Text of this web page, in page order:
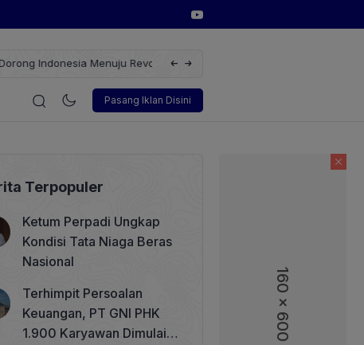
160 x 600
dengan Solusi
Wakil Direktur Utama PT Pelindo,
Pasang Iklan Disini
Korporasi Teknologi Otomotif
Terpopuler
Ketum Perpadi Ungkap
Kondisi Tata Niaga Beras
Nasional
Terhimpit Persoalan
Keuangan, PT GNI PHK
1.900 Karyawan Dimulai 5